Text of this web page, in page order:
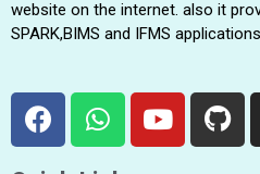
website on the internet. also it
SPARK,BIMS and IFMS